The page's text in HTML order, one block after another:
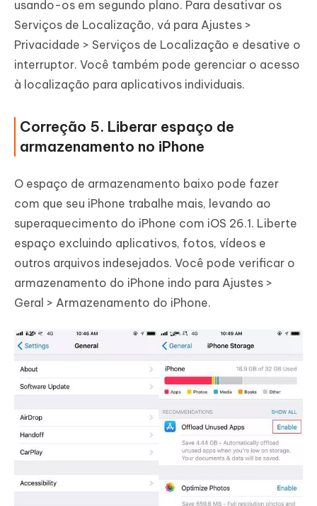
usando-os em segundo plano. Para desativar os
Serviços de Localização, vá para Ajustes >
Privacidade > Serviços de Localização e desative o
interruptor. Você também pode gerenciar o acesso
à localização para aplicativos individuais.
Correção 5. Liberar espaço de
armazenamento no iPhone
O espaço de armazenamento baixo pode fazer
com que seu iPhone trabalhe mais, levando ao
superaquecimento do iPhone com iOS 26.1. Liberte
espaço excluindo aplicativos, fotos, vídeos e
outros arquivos indesejados. Você pode verificar o
armazenamento do iPhone indo para Ajustes >
Geral > Armazenamento do iPhone.